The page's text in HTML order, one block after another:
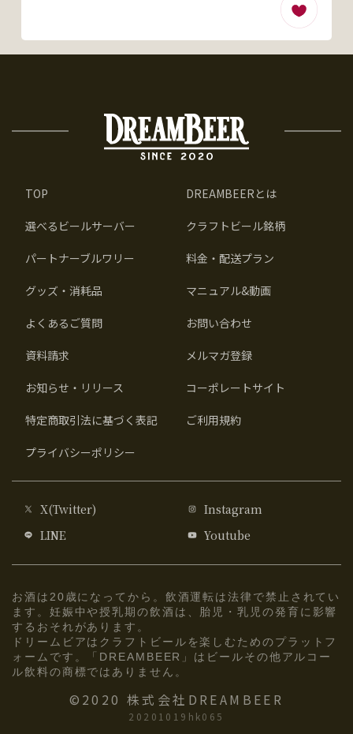
TOP DREAMBEERとは
選べるビールサーバー クラフトビール銘柄
パートナーブルワリー 料金・配送プラン
グッズ・消耗品 マニュアル&動画
よくあるご質問 お問い合わせ
資料請求 メルマガ登録
お知らせ・リリース コーポレートサイト
特定商取引法に基づく表記 ご利用規約
プライバシーポリシー
X(Twitter)
Instagram
LINE
Youtube
お酒は20歳になってから。飲酒運転は法律で禁止されてい
ます。妊娠中や授乳期の飲酒は、胎児・乳児の発育に影響
するおそれがあります。
ドリームビアはクラフトビールを楽しむためのプラットフ
ォームです。「DREAMBEER」はビールその他アルコー
ル飲料の商標ではありません。
20201019hk065
©2020 株式会社DREAMBEER